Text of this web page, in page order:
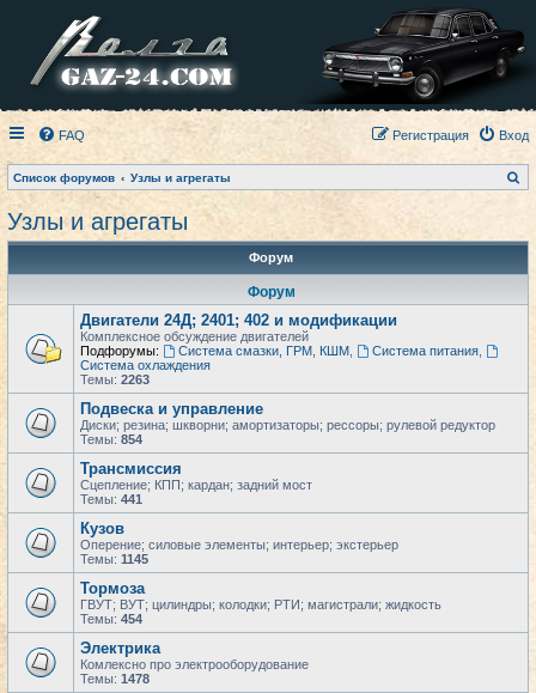
FAQ Вход
Регистрация
Список форумов Узлы и агрегаты
о
Узлы и агрегаты
Форум
Форум
Двигатели 24Д; 2401; 402 и модификации
Комплексное обсуждение двигателей
Подфорумы:
Система смазки, ГРМ, КШМ, Система питания,
Система охлаждения
Темы: 2263
Подвеска и управление
Диски; резина; шкворни; амортизаторы; рессоры; рулевой редуктор
Темы: 854
Трансмиссия
Сцепление; КПП; кардан; задний мост
Темы: 441
Кузов
Оперение; силовые элементы; интерьер; экстерьер
Темы: 1145
Тормоза
ГВУТ; ВУТ; цилиндры; колодки; РТИ; магистрали; жидкость
Темы: 454
Электрика
Комлексно про электрооборудование
Темы: 1478